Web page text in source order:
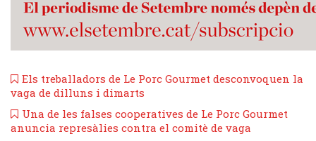
Els treballadors de Le Porc Gourmet desconvoquen la
vaga de dilluns i dimarts
​Una de les falses cooperatives de Le Porc Gourmet
anuncia represàlies contra el comitè de vaga